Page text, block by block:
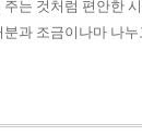
주는 것처럼 편안한
과 조금이나마 나